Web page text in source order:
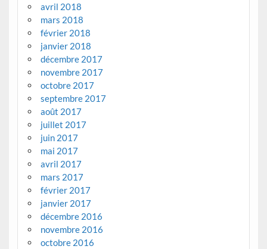
avril 2018
mars 2018
février 2018
janvier 2018
décembre 2017
novembre 2017
octobre 2017
septembre 2017
août 2017
juillet 2017
juin 2017
mai 2017
avril 2017
mars 2017
février 2017
janvier 2017
décembre 2016
novembre 2016
octobre 2016